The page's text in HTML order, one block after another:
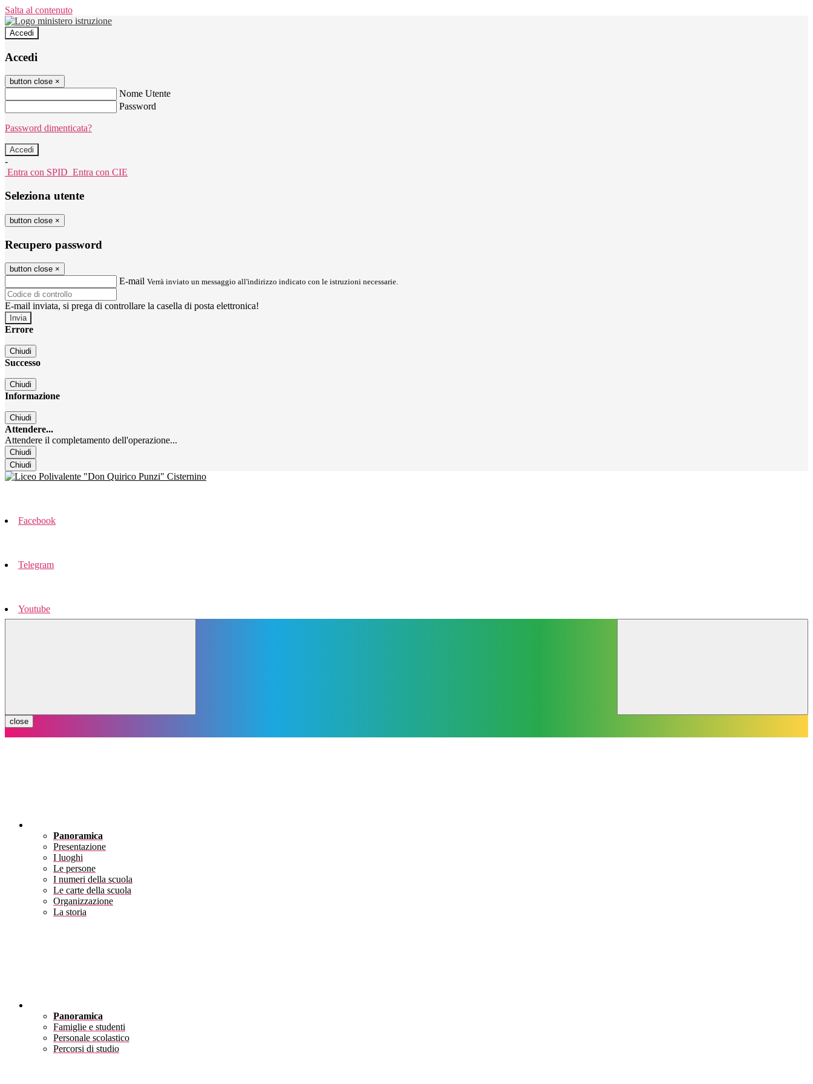
Salta al contenuto
Accedi
Accedi
button close ×
Nome Utente
Password
Password dimenticata?
-
Entra con SPID Entra con CIE
Seleziona utente
button close ×
Recupero password
button close ×
E-mail Verrà inviato un messaggio all'indirizzo indicato con le istruzioni necessarie.
E-mail inviata, si prega di controllare la casella di posta elettronica!
Errore
Chiudi
Successo
Chiudi
Informazione
Chiudi
Attendere...
Attendere il completamento dell'operazione...
Chiudi
Chiudi
Facebook
Telegram
Youtube
close
Panoramica
Presentazione
I luoghi
Le persone
I numeri della scuola
Le carte della scuola
Organizzazione
La storia
Panoramica
Famiglie e studenti
Personale scolastico
Percorsi di studio